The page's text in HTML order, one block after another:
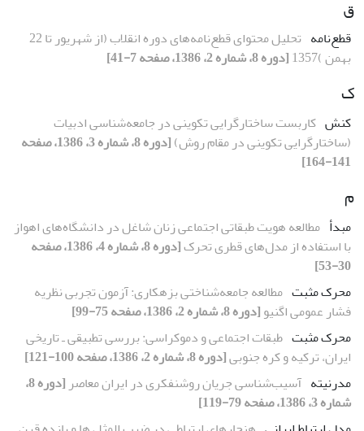
ق
قطع‌نامه
تحلیل محتوای قطع‌نامه‌های دوره انقلاب (از شهریور تا 22
بهمن )1357
[دوره 8، شماره 2، 1386، صفحه 7-41]
ک
کنش کاربست ساختارگرایی تکوینی در جامعه‌شناسی ادبیات
(ساختارگرایی تکوینی در مقام روش)
[دوره 8، شماره 3، 1386، صفحه
141-164]
م
مبدأ مطالعه هویت طبقاتی اجتماعی زنان شاغل در دانشگاه‌های اهواز
با استفاده از مدل‌های قطری تحرک
[دوره 8، شماره 4، 1386، صفحه
30-53]
محرک مثبت مطالعه جامعه‌شناختی بزهکاری: آزمون تجربی نظریه
فشار عمومی اگنیو[دوره 8، شماره 2، 1386، صفحه 75-99]
محرک مثبت طبقات اجتماعی و دموکراسی: بررسی تطبیقی ـ تاریخی
ایران، ترکیه و کره جنوبی[دوره 8، شماره 2، 1386، صفحه 100-121]
مدرنیته آسیب‌شناسی جریان روشنفکری در ایران معاصر
[دوره 8،
شماره 3، 1386، صفحه 79-119]